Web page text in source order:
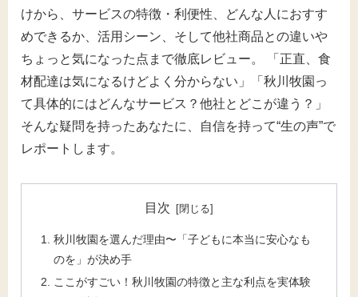
けから、サービスの特徴・利便性、どんな人におすす
めできるか、活用シーン、そして他社商品との違いや
ちょっと気になった点まで徹底レビュー。 「正直、食
材配達は気になるけどよく分からない」「秋川牧園っ
て具体的にはどんなサービス？他社とどこが違う？」
そんな疑問を持ったあなたに、自信を持って“生の声”で
レポートします。
目次
秋川牧園を選んだ理由〜「子どもに本当に安心なも
のを」が決め手
ここがすごい！秋川牧園の特徴と主な利点を実体験